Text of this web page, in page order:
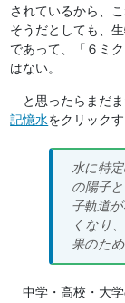
されているから、
そうだとしても、
であって、「６ミ
はない。
と思ったらまだ
記憶水をクリック
水に特
の陽子
子軌道
くなり
果のた
中学・高校・大学